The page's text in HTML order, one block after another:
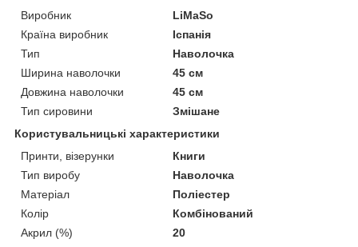
Виробник
LiMaSo
Країна виробник
Іспанія
Тип
Наволочка
Ширина наволочки
45 см
Довжина наволочки
45 см
Тип сировини
Змішане
Користувальницькі характеристики
Принти, візерунки
Книги
Тип виробу
Наволочка
Матеріал
Поліестер
Колір
Комбінований
Акрил (%)
20